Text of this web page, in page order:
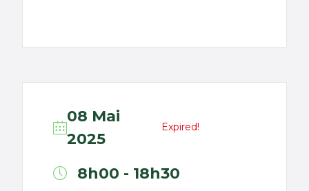
08 Mai
2025
Expired!
8h00 - 18h30